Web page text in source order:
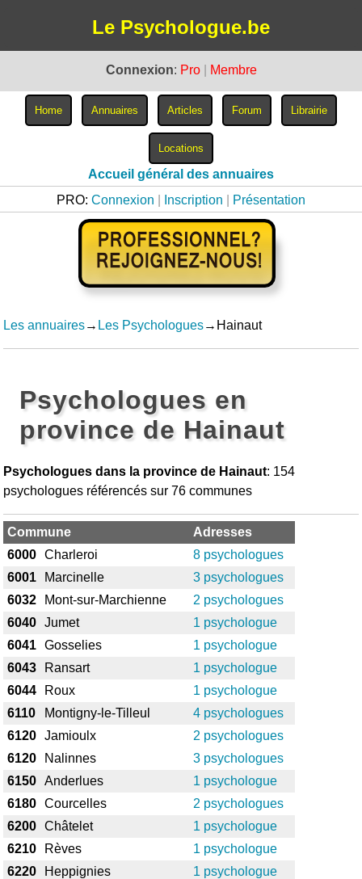
Le Psychologue.be
Connexion: Pro Membre
Accueil général des annuaires
PRO: Connexion Inscription Présentation
Les annuaires→ Les Psychologues→Hainaut
Psychologues en
province de Hainaut
Psychologues dans la province de Hainaut: 154
psychologues référencés sur 76 communes
Commune
Adresses
6000
Charleroi
8 psychologues
6001
Marcinelle
3 psychologues
6032
Mont-sur-Marchienne
2 psychologues
6040
Jumet
1 psychologue
6041
Gosselies
1 psychologue
6043
Ransart
1 psychologue
6044
Roux
1 psychologue
6110
Montigny-le-Tilleul
4 psychologues
6120
Jamioulx
2 psychologues
6120
Nalinnes
3 psychologues
6150
Anderlues
1 psychologue
6180
Courcelles
2 psychologues
6200
Châtelet
1 psychologue
6210
Rèves
1 psychologue
6220
Heppignies
1 psychologue